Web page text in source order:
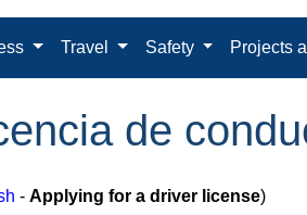
Travel Safety Projects
de
- Applying for a driver license)